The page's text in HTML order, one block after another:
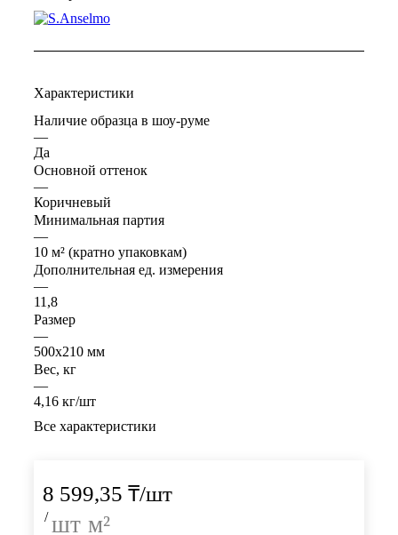
Характеристики
Наличие образца в шоу-руме
—
Да
Основной оттенок
—
Коричневый
Минимальная партия
—
10 м² (кратно упаковкам)
Дополнительная ед. измерения
—
11,8
Размер
—
500x210 мм
Вес, кг
—
4,16 кг/шт
Все характеристики
8 599,35 ₸/шт
/ шт м²